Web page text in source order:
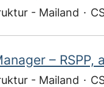
- Mailand ·
– RSPP,
- Mailand ·